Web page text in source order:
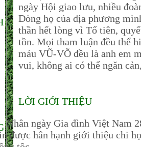
ngày Hội giao lưu, nhiều
Dòng họ của địa phương
thần hết lòng vì Tổ tiên,
tồn. Mọi tham luận đều thể
máu VŨ-VÕ đều là anh em
vui, không ai có thể ngăn
LỜI GIỚI THIỆU
ngày Gia đình Việt Nam
được hân hạnh giới thiệu chi